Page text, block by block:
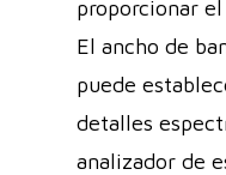
proporcionar
El ancho de
puede
detalles
analizador de